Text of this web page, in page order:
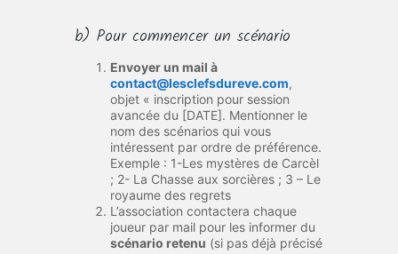
b) Pour commencer un scénario
Envoyer un mail à
contact@lesclefsdureve.com,
objet « inscription pour session
avancée du [DATE]. Mentionner le
nom des scénarios qui vous
intéressent par ordre de préférence.
Exemple : 1-Les mystères de Carcèl
; 2- La Chasse aux sorcières ; 3 – Le
royaume des regrets
L’association contactera chaque
joueur par mail pour les informer du
scénario retenu (si pas déjà précisé